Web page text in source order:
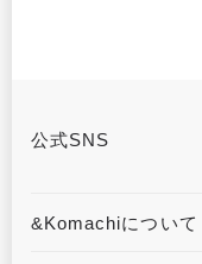
公式SNS
&Komachiについて